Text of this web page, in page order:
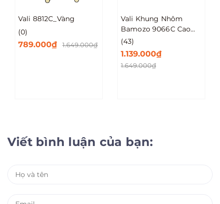
Vali 8812C_Vàng
(0)
789.000₫ 1.649.000₫
Vali Khung Nhôm
Bamozo 9066C Cao
Cấp Size 20/24/28
(43)
1.139.000₫
1.649.000₫
Viết bình luận của bạn: